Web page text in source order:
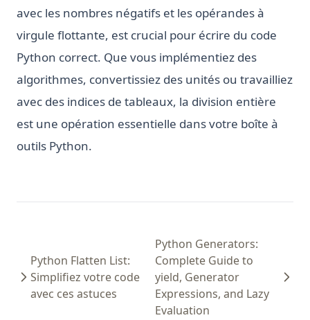
avec les nombres négatifs et les opérandes à
virgule flottante, est crucial pour écrire du code
Python correct. Que vous implémentiez des
algorithmes, convertissiez des unités ou travailliez
avec des indices de tableaux, la division entière
est une opération essentielle dans votre boîte à
outils Python.
Python Flatten List:
Simplifiez votre code
avec ces astuces
Python Generators:
Complete Guide to
yield, Generator
Expressions, and Lazy
Evaluation